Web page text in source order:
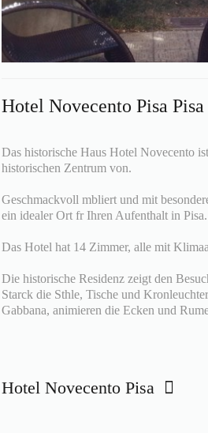
Hotel Novecento Pisa Pisa
Das historische Haus Hotel Novecento
historischen Zentrum von.
Geschmackvoll mbliert und mit
ein idealer Ort fr Ihren Aufenthalt in Pisa.
Das Hotel hat 14 Zimmer, alle mit
Die historische Residenz zeigt den
Starck die Sthle, Tische und
Gabbana, animieren die Ecken und
Hotel Novecento Pisa